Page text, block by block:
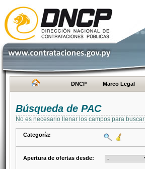
DNCP Marco Legal
Búsqueda de PAC
No es necesario llenar los campos para buscar
Categoría:
Apertura de ofertas desde: